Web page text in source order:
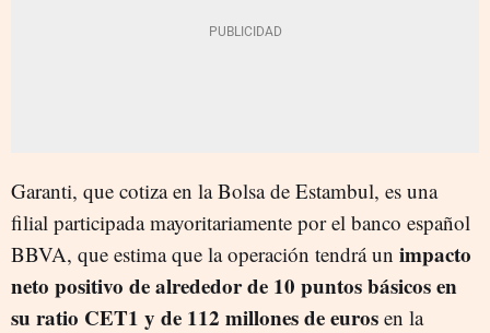
Garanti, que cotiza en la Bolsa de Estambul, es una
filial participada mayoritariamente por el banco español
BBVA, que estima que la operación tendrá un impacto
neto positivo de alrededor de 10 puntos básicos en
su ratio CET1 y de 112 millones de euros en la